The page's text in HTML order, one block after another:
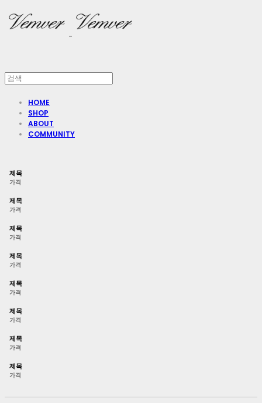
HOME
SHOP
ABOUT
COMMUNITY
제목
가격
제목
가격
제목
가격
제목
가격
제목
가격
제목
가격
제목
가격
제목
가격